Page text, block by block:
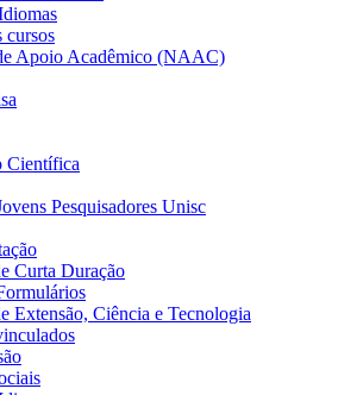
cursos
Apoio Acadêmico (NAAC)
Científica
Pesquisadores Unisc
Curta Duração
Extensão, Ciência e Tecnologia